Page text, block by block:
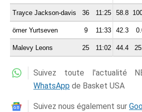
Trayce Jackson-davis 36 11:25 58.8
ömer Yurtseven 9 11:33 42.3
Malevy Leons 25 11:02 44.4
Suivez toute l'actualité
WhatsApp de Basket USA
Suivez nous également sur